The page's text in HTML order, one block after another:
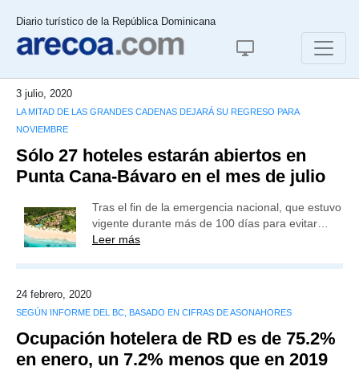
Diario turístico de la República Dominicana
3 julio, 2020
LA MITAD DE LAS GRANDES CADENAS DEJARÁ SU REGRESO PARA
NOVIEMBRE
Sólo 27 hoteles estarán abiertos en
Punta Cana-Bávaro en el mes de julio
Tras el fin de la emergencia nacional, que estuvo
vigente durante más de 100 días para evitar…
Leer más
24 febrero, 2020
SEGÚN INFORME DEL BC, BASADO EN CIFRAS DE ASONAHORES
Ocupación hotelera de RD es de 75.2%
en enero, un 7.2% menos que en 2019